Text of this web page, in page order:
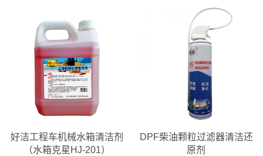
好洁工程车机械水箱清洁剂
（水箱克星HJ-201）
DPF柴油颗粒过滤器清洁还
原剂